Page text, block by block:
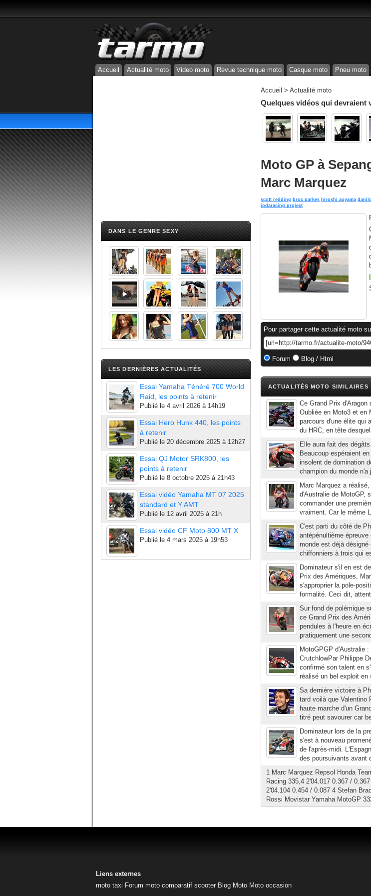
Accueil Actualité moto Video moto Revue technique moto Casque moto Pneu moto
DANS LE GENRE SEXY
LES DERNIÈRES ACTUALITÉS
Essai Yamaha Ténéré 700 World
Raid, les points à retenir
Publié le 4 avril 2026 à 14h19
Essai Hero Hunk 440, les points
à retenir
Publié le 20 décembre 2025 à 12h27
Essai QJ Motor SRK800, les
points à retenir
Publié le 8 octobre 2025 à 21h43
Essai vidéo Yamaha MT 07 2025
standard et Y AMT
Publié le 12 avril 2025 à 21h
Essai vidéo CF Moto 800 MT X
Publié le 4 mars 2025 à 19h53
Accueil > Actualité moto
Quelques vidéos qui devraient
Moto GP à
Marc Marquez
scott redding broc parkes hiroshi aoyama
iodaracing project
Pour partager cette actualité moto
Forum Blog / Html
ACTUALITÉS MOTO SIMILAIRES
Ce Grand Prix d'Aragon
Oubliée en Moto3 et en
parcours d'une élite qui
du HRC, en tête
Elle aura fait des
Beaucoup espéraient
insolent de domination
champion du monde
Marc Marquez a
d'Australie de MotoGP,
commander une
vraiment. Car le même
C'est parti du côté de
antépénultième
monde est déjà
chiffonniers à trois qui
Dominateur s'il en est
Prix des Amériques,
s'approprier la pole-
formalité. Ceci dit,
Sur fond de polémique
ce Grand Prix des
pendules à l'heure en
pratiquement une
MotoGPGP d'Australie
CrutchlowPar Philippe
confirmé son talent en
réalisé un bel exploit en
Sa dernière victoire à
tard voilà que Valentino
haute marche d'un
titré peut savourer car
Dominateur lors de la
s'est à nouveau
de l'après-midi.
des poursuivants avant
1 Marc Marquez Repsol Honda
Racing 335,4 2'04.017 0.367 /
2'04.104 0.454 / 0.087 4 Stefan
Rossi Movistar Yamaha MotoGP
Liens externes
moto taxi Forum moto comparatif scooter Blog Moto Moto occasion